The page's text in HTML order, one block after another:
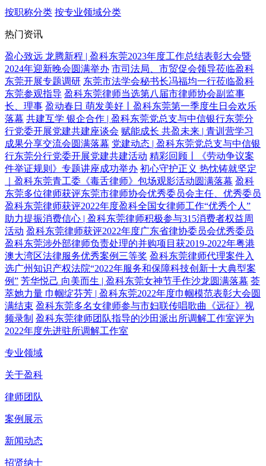
按职称分类 按专业领域分类
热门资讯
盈心致远 龙腾新程 | 盈科东莞2023年度工作总结表彰大会暨
2024年迎新晚会圆满举办 市司法局、市贸促会领导莅临盈科
东莞开展专题调研 东莞市法学会秘书长冯福均一行莅临盈科
东莞参观指导 盈科东莞律师当选第八届市律师协会副监事
长、理事 盈动春日 萌发美好丨盈科东莞第一季度生日会欢乐
落幕 共建互学 银企合作 | 盈科东莞党总支与中信银行东莞分
行党委开展党建共建座谈会 赋能成长 共盈未来 | 青训营学习
成果分享交流会圆满落幕 党建动态 | 盈科东莞党总支与中信银
行东莞分行党委开展党建共建活动 精彩回顾丨《劳动争议案
件举证规则》专题讲座成功举办 初心守护正义 热忱铸就坚定
｜盈科东莞青工委《毒舌律师》包场观影活动圆满落幕 盈科
东莞多位律师获评东莞市律师协会优秀委员会主任、优秀委员
盈科东莞律师获评2022年度盈科全国女律师工作“优秀个人”
助力提振消费信心 | 盈科东莞律师积极参与315消费者权益周
活动 盈科东莞律师获评2022年度广东省律协委员会优秀委员
盈科东莞涉外部律师负责处理的并购项目获2019-2022年粤港
澳大湾区法律服务优秀案例三等奖 盈科东莞律师代理案件入
选广州知识产权法院“2022年服务和保障科技创新十大典型案
例” 芳华悦己 向美而生 | 盈科东莞女神节手作沙龙圆满落幕 荟
萃她力量 巾帼绽芬芳 | 盈科东莞2022年度巾帼模范表彰大会圆
满结束 盈科东莞多名女律师参与市妇联传唱歌曲《远征》视
频录制 盈科东莞律师团队指导的沙田派出所调解工作室评为
2022年度先进驻所调解工作室
专业领域
关于盈科
律师团队
案例展示
新闻动态
招贤纳士